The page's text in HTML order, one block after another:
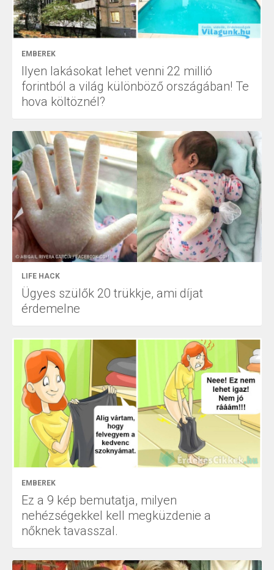
EMBEREK
Ilyen lakásokat lehet venni 22 millió
forintból a világ különböző országában! Te
hova költöznél?
LIFE HACK
Ügyes szülők 20 trükkje, ami díjat
érdemelne
EMBEREK
Ez a 9 kép bemutatja, milyen
nehézségekkel kell megküzdenie a
nőknek tavasszal.